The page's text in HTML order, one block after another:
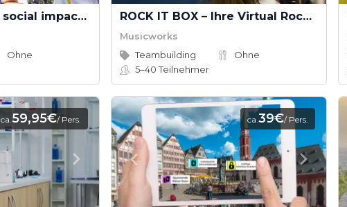
SolarBuddy - DAS social impact event!
Ohne
ROCK IT BOX – Ihre Virtual Rockband mit Musikvideodreh
Musicworks
Teambuilding
Ohne
5–40Teilnehmer
ca.59,95€/ Pers. ca.39€/ Pers.